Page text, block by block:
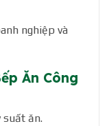
nghiệp và
Ăn Công
ăn.